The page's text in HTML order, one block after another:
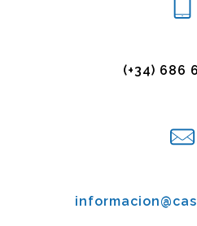
(+34) 686